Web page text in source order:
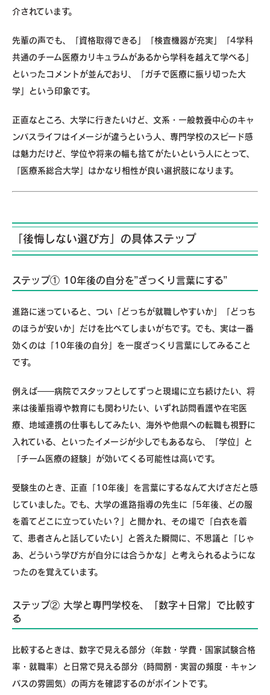
介されています。
先輩の声でも、「資格取得できる」「検査機器が充実」「4学科
共通のチーム医療カリキュラムがあるから学科を越えて学べる」
といったコメントが並んでおり、「ガチで医療に振り切った大
学」という印象です。
正直なところ、大学に行きたいけど、文系・一般教養中心のキャ
ンパスライフはイメージが違うという人、専門学校のスピード感
は魅力だけど、学位や将来の幅も捨てがたいという人にとって、
「医療系総合大学」はかなり相性が良い選択肢になります。
「後悔しない選び方」の具体ステップ
ステップ① 10年後の自分を”ざっくり言葉にする”
進路に迷っていると、つい「どっちが就職しやすいか」「どっち
のほうが安いか」だけを比べてしまいがちです。でも、実は一番
効くのは「10年後の自分」を一度ざっくり言葉にしてみること
です。
例えば――病院でスタッフとしてずっと現場に立ち続けたい、将
来は後輩指導や教育にも関わりたい、いずれ訪問看護や在宅医
療、地域連携の仕事もしてみたい、海外や他県への転職も視野に
入れている、といったイメージが少しでもあるなら、「学位」と
「チーム医療の経験」が効いてくる可能性は高いです。
受験生のとき、正直「10年後」を言葉にするなんて大げさだと感
じていました。でも、大学の進路指導の先生に「5年後、どの服
を着てどこに立っていたい？」と聞かれ、その場で「白衣を着
て、患者さんと話していたい」と答えた瞬間に、不思議と「じゃ
あ、どういう学び方が自分には合うかな」と考えられるようにな
ったのを覚えています。
ステップ② 大学と専門学校を、「数字＋日常」で比較す
る
比較するときは、数字で見える部分（年数・学費・国家試験合格
率・就職率）と日常で見える部分（時間割・実習の頻度・キャン
パスの雰囲気）の両方を確認するのがポイントです。